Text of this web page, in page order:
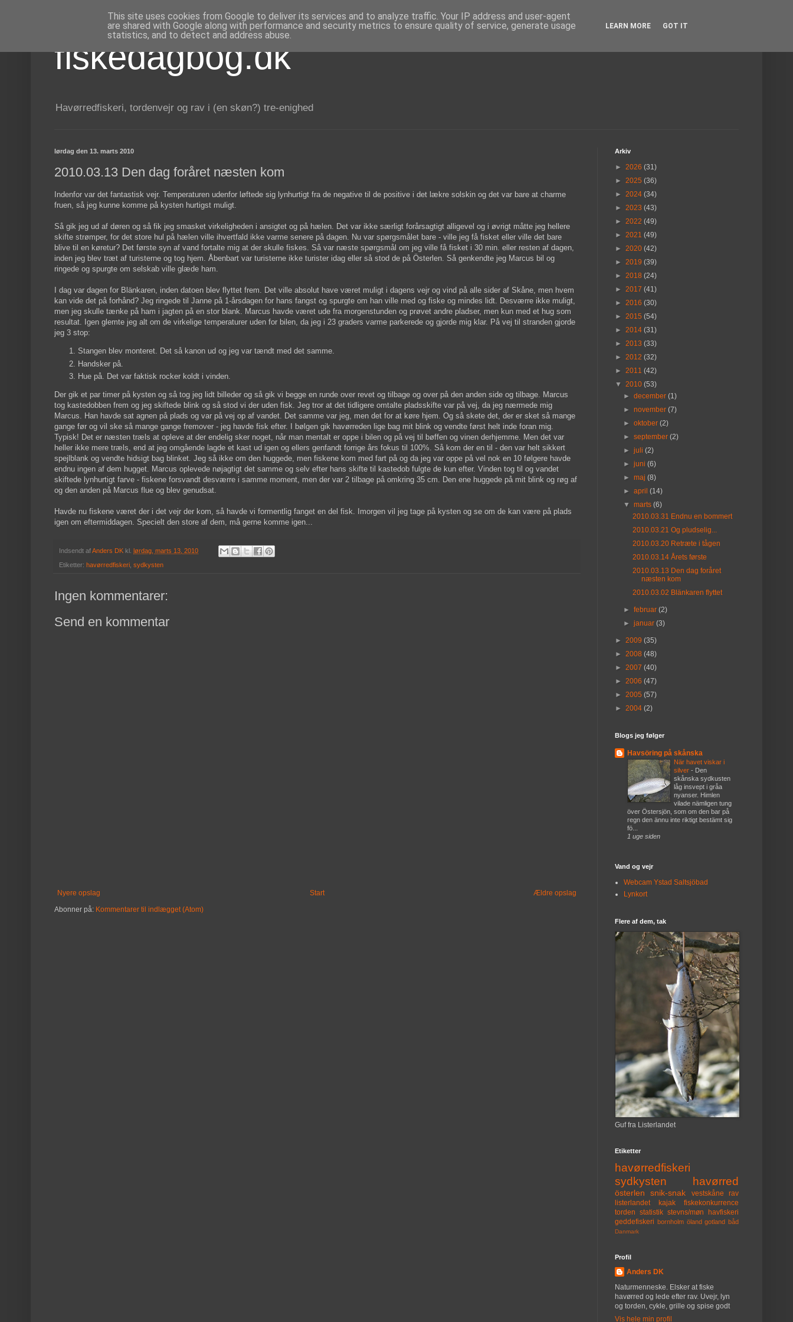
fiskedagbog.dk
Havørredfiskeri, tordenvejr og rav i (en skøn?) tre-enighed
lørdag den 13. marts 2010
2010.03.13 Den dag foråret næsten kom
Indenfor var det fantastisk vejr. Temperaturen udenfor løftede sig lynhurtigt fra de negative til de positive i det lækre solskin og det var bare at charme
fruen, så jeg kunne komme på kysten hurtigst muligt.
Så gik jeg ud af døren og så fik jeg smasket virkeligheden i ansigtet og på hælen. Det var ikke særligt forårsagtigt alligevel og i øvrigt måtte jeg hellere
skifte strømper, for det store hul på hælen ville ihvertfald ikke varme senere på dagen. Nu var spørgsmålet bare - ville jeg få fisket eller ville det bare
blive til en køretur? Det første syn af vand fortalte mig at der skulle fiskes. Så var næste spørgsmål om jeg ville få fisket i 30 min. eller resten af dagen,
inden jeg blev træt af turisterne og tog hjem. Åbenbart var turisterne ikke turister idag eller så stod de på Österlen. Så genkendte jeg Marcus bil og
ringede og spurgte om selskab ville glæde ham.
I dag var dagen for Blänkaren, inden datoen blev flyttet frem. Det ville absolut have været muligt i dagens vejr og vind på alle sider af Skåne, men hvem
kan vide det på forhånd? Jeg ringede til Janne på 1-årsdagen for hans fangst og spurgte om han ville med og fiske og mindes lidt. Desværre ikke muligt,
men jeg skulle tænke på ham i jagten på en stor blank. Marcus havde været ude fra morgenstunden og prøvet andre pladser, men kun med et hug som
resultat. Igen glemte jeg alt om de virkelige temperaturer uden for bilen, da jeg i 23 graders varme parkerede og gjorde mig klar. På vej til stranden gjorde
jeg 3 stop:
Stangen blev monteret. Det så kanon ud og jeg var tændt med det samme.
Handsker på.
Hue på. Det var faktisk rocker koldt i vinden.
Der gik et par timer på kysten og så tog jeg lidt billeder og så gik vi begge en runde over revet og tilbage og over på den anden side og tilbage. Marcus
tog kastedobben frem og jeg skiftede blink og så stod vi der uden fisk. Jeg tror at det tidligere omtalte pladsskifte var på vej, da jeg nærmede mig
Marcus. Han havde sat agnen på plads og var på vej op af vandet. Det samme var jeg, men det for at køre hjem. Og så skete det, der er sket så mange
gange før og vil ske så mange gange fremover - jeg havde fisk efter. I bølgen gik havørreden lige bag mit blink og vendte først helt inde foran mig.
Typisk! Det er næsten træls at opleve at der endelig sker noget, når man mentalt er oppe i bilen og på vej til bøffen og vinen derhjemme. Men det var
heller ikke mere træls, end at jeg omgående lagde et kast ud igen og ellers genfandt forrige års fokus til 100%. Så kom der en til - den var helt sikkert
spejlblank og vendte hidsigt bag blinket. Jeg så ikke om den huggede, men fiskene kom med fart på og da jeg var oppe på vel nok en 10 følgere havde
endnu ingen af dem hugget. Marcus oplevede nøjagtigt det samme og selv efter hans skifte til kastedob fulgte de kun efter. Vinden tog til og vandet
skiftede lynhurtigt farve - fiskene forsvandt desværre i samme moment, men der var 2 tilbage på omkring 35 cm. Den ene huggede på mit blink og røg af
og den anden på Marcus flue og blev genudsat.
Havde nu fiskene været der i det vejr der kom, så havde vi formentlig fanget en del fisk. Imorgen vil jeg tage på kysten og se om de kan være på plads
igen om eftermiddagen. Specielt den store af dem, må gerne komme igen...
Indsendt afAnders DK kl. lørdag, marts 13, 2010
Etiketter: havørredfiskeri, sydkysten
Ingen kommentarer:
Send en kommentar
Nyere opslag Ældre opslag
Start
Abonner på: Kommentarer til indlægget (Atom)
Arkiv
► 2026 (31)
► 2025 (36)
► 2024 (34)
► 2023 (43)
► 2022 (49)
► 2021 (49)
► 2020 (42)
► 2019 (39)
► 2018 (24)
► 2017 (41)
► 2016 (30)
► 2015 (54)
► 2014 (31)
► 2013 (33)
► 2012 (32)
► 2011 (42)
▼ 2010 (53)
►december(1)
►november(7)
►oktober(2)
►september(2)
►juli(2)
►juni(6)
►maj(8)
►april(14)
▼marts(6)
2010.03.31 Endnu en bommert
2010.03.21 Og pludselig...
2010.03.20 Retræte i tågen
2010.03.14 Årets første
2010.03.13 Den dag foråret
næsten kom
2010.03.02 Blänkaren flyttet
►februar(2)
►januar(3)
► 2009 (35)
► 2008 (48)
► 2007 (40)
► 2006 (47)
► 2005 (57)
► 2004 (2)
Blogs jeg følger
Havsöring på skånska
När havet viskar i
silver - Den
skånska sydkusten
låg insvept i gråa
nyanser. Himlen
vilade nämligen tung
över Östersjön, som om den bar på
regn den ännu inte riktigt bestämt sig
fö...
1 uge siden
Vand og vejr
Webcam Ystad Saltsjöbad
Lynkort
Flere af dem, tak
Guf fra Listerlandet
Etiketter
havørredfiskeri
sydkysten
havørred
österlen snik-snak vestskåne
rav
listerlandet
kajak
fiskekonkurrence
torden statistik stevns/møn
havfiskeri
geddefiskeri bornholm öland gotland båd
Danmark
Profil
Anders DK
Naturmenneske. Elsker at fiske
havørred og lede efter rav. Uvejr, lyn
og torden, cykle, grille og spise godt
Vis hele min profil
This site uses cookies from Google to deliver its services and to analyze traffic. Your IP address and user-agent
are shared with Google along with performance and security metrics to ensure quality of service, generate usage
statistics, and to detect and address abuse.
LEARN MORE GOT IT